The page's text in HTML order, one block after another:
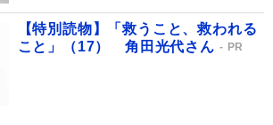
【特別読物】「救うこと、救われる
こと」（17） 角田光代さん
PR